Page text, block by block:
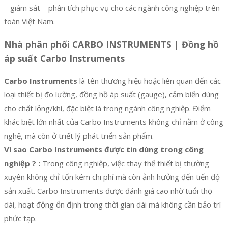
– giám sát – phân tích phục vụ cho các ngành công nghiệp trên
toàn Việt Nam.
Nhà phân phối CARBO INSTRUMENTS | Đồng hồ
áp suất Carbo Instruments
Carbo Instruments là tên thương hiệu hoặc liên quan đến các
loại thiết bị đo lường, đồng hồ áp suất (gauge), cảm biến dùng
cho chất lỏng/khí, đặc biệt là trong ngành công nghiệp. Điểm
khác biệt lớn nhất của Carbo Instruments không chỉ nằm ở công
nghệ, mà còn ở triết lý phát triển sản phẩm.
Vì sao Carbo Instruments được tin dùng trong công
nghiệp ? : Trong công nghiệp, việc thay thế thiết bị thường
xuyên không chỉ tốn kém chi phí mà còn ảnh hưởng đến tiến độ
sản xuất. Carbo Instruments được đánh giá cao nhờ tuổi thọ
dài, hoạt động ổn định trong thời gian dài mà không cần bảo trì
phức tạp.